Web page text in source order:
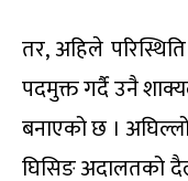
तर, अहिले
पदमुक्त गर्दै उनै
बनाएको छ ।
घिसिङ अदालतको